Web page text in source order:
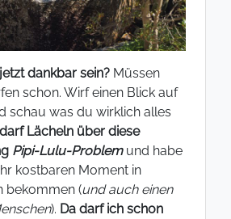
dankbar sein? Müssen
schon. Wirf einen Blick auf
schau was du wirklich alles
Lächeln über diese
Pipi-Lulu-Problemund habe
kostbaren Moment in
bekommen (und auch einen
). Da darf ich schon